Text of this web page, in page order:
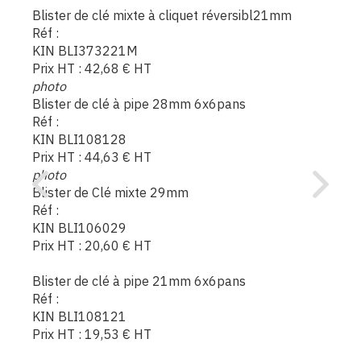
Blister de clé mixte à cliquet réversibl21mm
Réf :
KIN BLI373221M
Prix HT : 42,68 € HT
photo
Blister de clé à pipe 28mm 6x6pans
Réf :
KIN BLI108128
Prix HT : 44,63 € HT
photo
Blister de Clé mixte 29mm
Réf :
KIN BLI106029
Prix HT : 20,60 € HT
Blister de clé à pipe 21mm 6x6pans
Réf :
KIN BLI108121
Prix HT : 19,53 € HT